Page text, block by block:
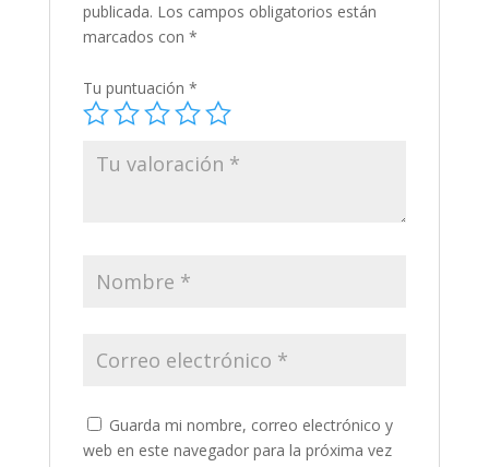
publicada. Los campos obligatorios están
marcados con *
Tu puntuación *
Guarda mi nombre, correo electrónico y
web en este navegador para la próxima vez